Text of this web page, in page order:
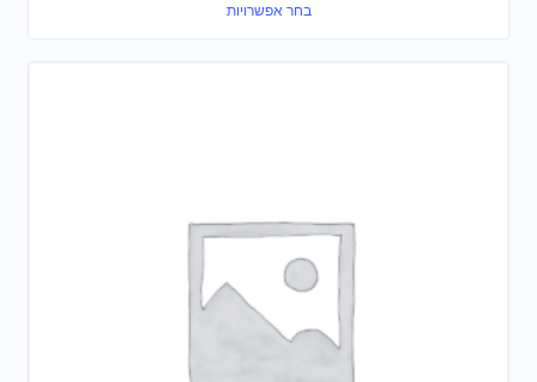
בחר אפשרויות